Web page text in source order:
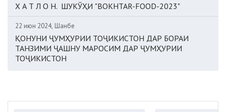
Х А Т Л О Н. ШУКӮҲИ "BOKHTAR-FOOD-2023"
22 июн 2024, Шанбе
ҚОНУНИ ҶУМҲУРИИ ТОҶИКИСТОН ДАР БОРАИ
ТАНЗИМИ ҶАШНУ МАРОСИМ ДАР ҶУМҲУРИИ
ТОҶИКИСТОН